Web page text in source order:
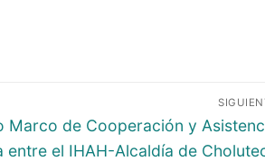
Marco de Cooperación y
entre el IHAH-Alcaldía de